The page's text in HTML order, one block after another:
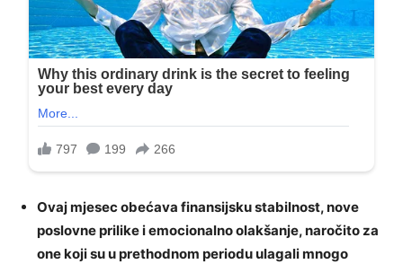
Ovaj mjesec obećava finansijsku stabilnost, nove
poslovne prilike i emocionalno olakšanje, naročito za
one koji su u prethodnom periodu ulagali mnogo